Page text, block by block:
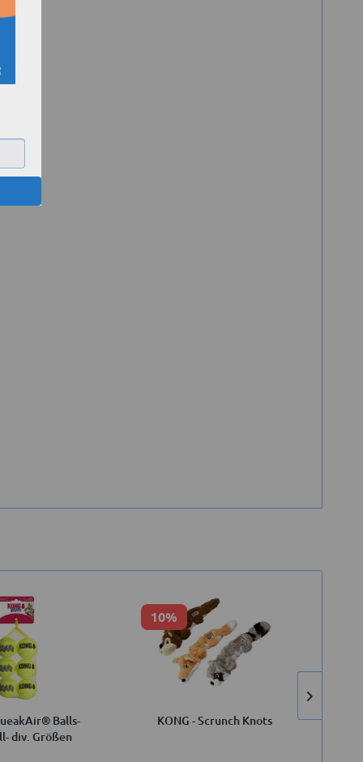
Balls-
div. Größen
10%
KONG - Scrunch Knots